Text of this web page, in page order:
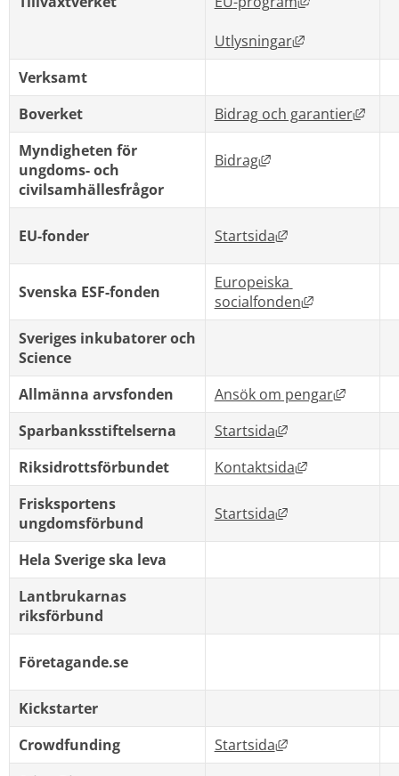
Utlysningar Länk till
Verksamt
Boverket
Bidrag och garantier
Myndigheten för
ungdoms- och
civilsamhällesfrågor
Bidrag Länk till annan
EU-fonder Startsida Länk till annan
Svenska ESF-fonden
Europeiska
socialfonden
Länk till
Sveriges inkubatorer och
Science
Allmänna arvsfonden
Ansök om pengar Länk
Sparbanksstiftelserna
Startsida
Länk till annan
Riksidrottsförbundet
Kontaktsida
Länk till
Frisksportens
ungdomsförbund
Startsida Länk till annan
Hela Sverige ska leva
Lantbrukarnas
riksförbund
Företagande.se
Kickstarter
Crowdfunding
Startsida
Länk till annan